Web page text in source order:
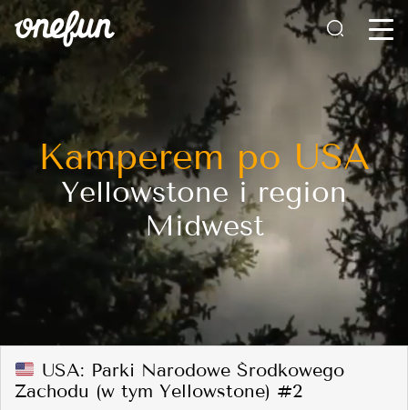
Kamperem po USA
Yellowstone i region
Midwest
USA: Parki Narodowe Środkowego
Zachodu (w tym Yellowstone) #2